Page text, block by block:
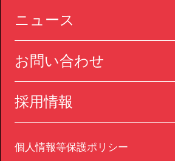
ニュース
お問い合わせ
採用情報
個人情報等保護ポリシー